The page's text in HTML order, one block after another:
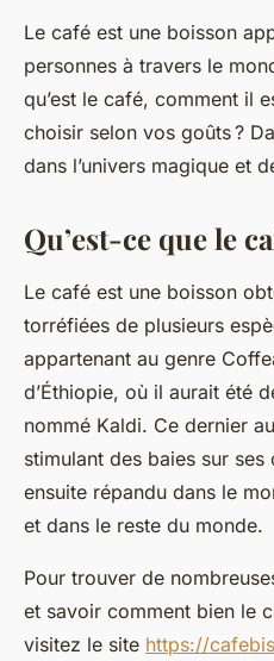
Le café est une boisson
personnes à travers le
qu’est le café, comment il
choisir selon vos goûts ?
dans l’univers magique et
Qu’est-ce que le
Le café est une boisson
torréfiées de plusieurs
appartenant au genre
d’Éthiopie, où il aurait été
nommé Kaldi. Ce dernier
stimulant des baies sur
ensuite répandu dans le
et dans le reste du monde.
Pour trouver de
et savoir comment bien le
visitez le site https://